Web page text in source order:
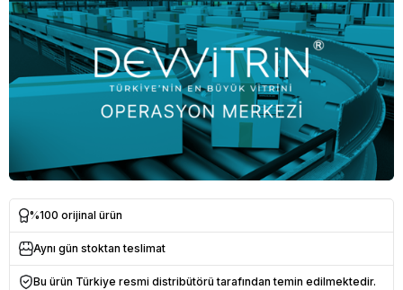
%100 orijinal ürün
Aynı gün stoktan teslimat
Bu ürün Türkiye resmi distribütörü tarafından temin edilmektedir.